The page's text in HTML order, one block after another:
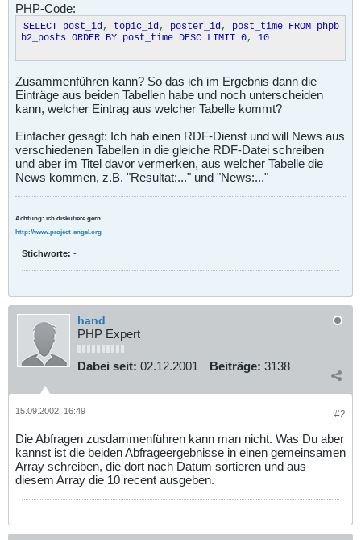
PHP-Code:
SELECT post_id , topic_id , poster_id , post_time FROM phpb
b2_posts ORDER BY post_time DESC LIMIT 0, 10
Zusammenführen kann? So das ich im Ergebnis dann die
Einträge aus beiden Tabellen habe und noch unterscheiden
kann, welcher Eintrag aus welcher Tabelle kommt?
Einfacher gesagt: Ich hab einen RDF-Dienst und will News aus
verschiedenen Tabellen in die gleiche RDF-Datei schreiben
und aber im Titel davor vermerken, aus welcher Tabelle die
News kommen, z.B. "Resultat:..." und "News:..."
Achtung: ich diskutiere gern
http://www.project-angel.org
Stichworte: -
hand
PHP Expert
Dabei seit: 02.12.2001 Beiträge: 3138
#2
15.09.2002, 16:49
Die Abfragen zusdammenführen kann man nicht. Was Du aber
kannst ist die beiden Abfrageergebnisse in einen gemeinsamen
Array schreiben, die dort nach Datum sortieren und aus
diesem Array die 10 recent ausgeben.